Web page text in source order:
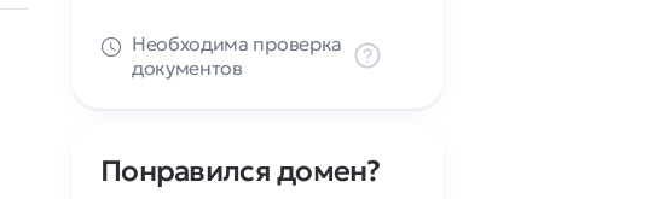
Необходима проверка
документов
Понравился домен?